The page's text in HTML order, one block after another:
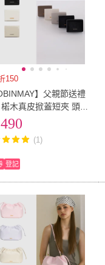
150
】父親節送禮
木真皮掀蓋短夾 頭層
扣封口/多色任選)
(1)
登記